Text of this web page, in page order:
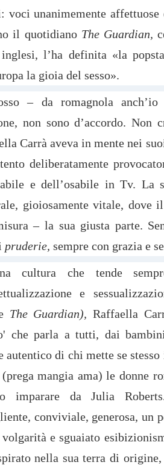
voci unanimemente
il quotidiano The Guardian,
l’ha definita «la
la gioia del sesso».
– da romagnola
non sono d’accordo. Non
Carrà aveva in mente nei
deliberatamente
e dell’osabile in Tv. La
gioiosamente vitale, dove
– la sua giusta parte.
pruderie, sempre con grazia e
cultura che tende
e
The Guardian), Raffaella
che parla a tutti, dai
autentico di chi mette se
mangia ama) le donne
imparare da Julia
conviviale, generosa, un
volgarità e sguaiato
nella sua terra di